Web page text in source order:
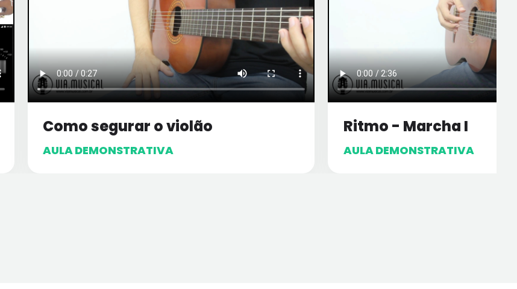
Como segurar o violão
AULA DEMONSTRATIVA
Ritmo - Marcha I
AULA DEMONSTRATIVA